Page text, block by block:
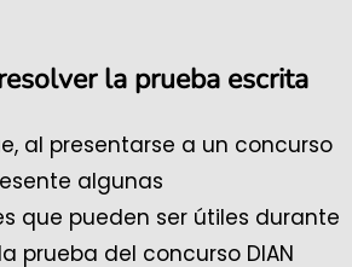
la prueba escrita
al presentarse a un concurso
algunas
que pueden ser útiles durante
prueba del concurso DIAN